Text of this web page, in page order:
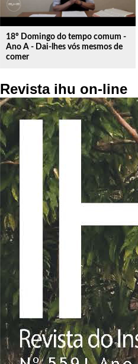
18º Domingo do tempo comum -
Ano A - Dai-lhes vós mesmos de
comer
Revista ihu on-line